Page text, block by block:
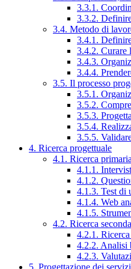
3.3.1.
3.3.2.
3.4. Metodo di
3.4.1.
3.4.2. Curare
3.4.3.
3.4.4.
3.5. Il processo
3.5.1.
3.5.2.
3.5.3.
3.5.4.
3.5.5.
4. Ricerca progettuale
4.1. Ricerca primaria
4.1.1.
4.1.2.
4.1.3. Test di
4.1.4. Web
4.1.5.
4.2. Ricerca
4.2.1.
4.2.2. Analisi
4.2.3.
5. Progettazione dei servizi